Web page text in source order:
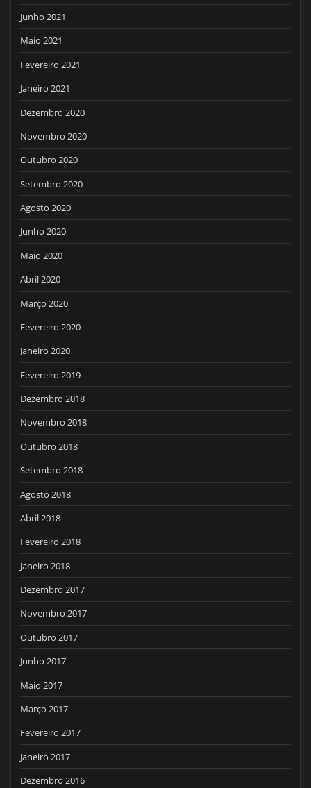
Junho 2021
Maio 2021
Fevereiro 2021
Janeiro 2021
Dezembro 2020
Novembro 2020
Outubro 2020
Setembro 2020
Agosto 2020
Junho 2020
Maio 2020
Abril 2020
Março 2020
Fevereiro 2020
Janeiro 2020
Fevereiro 2019
Dezembro 2018
Novembro 2018
Outubro 2018
Setembro 2018
Agosto 2018
Abril 2018
Fevereiro 2018
Janeiro 2018
Dezembro 2017
Novembro 2017
Outubro 2017
Junho 2017
Maio 2017
Março 2017
Fevereiro 2017
Janeiro 2017
Dezembro 2016